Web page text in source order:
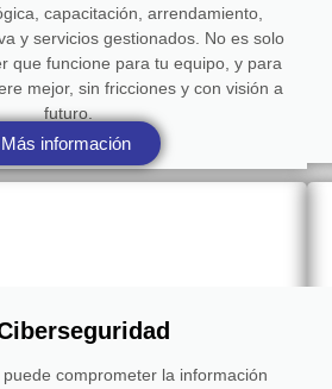
capacitación, arrendamiento,
y servicios gestionados. No es solo
que funcione para tu equipo, y para
mejor, sin fricciones y con visión a
futuro.
Más información
comprometer la información